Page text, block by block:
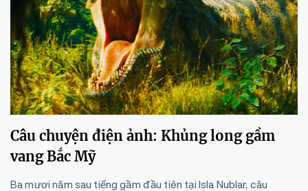
Câu chuyện điện ảnh: Khủng long gầm
vang Bắc Mỹ
Ba mươi năm sau tiếng gầm đầu tiên tại Isla Nublar, câu